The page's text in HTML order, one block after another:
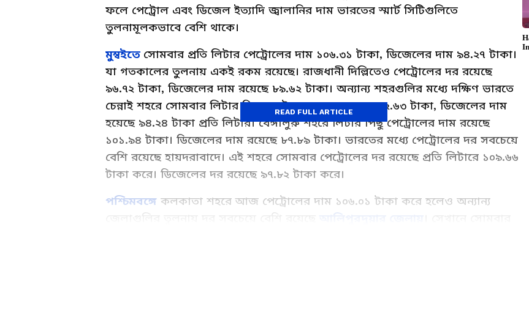
ফলে পেট্রোল এবং ডিজেল ইত্যাদি জ্বালানির দাম ভারতের স্মার্ট সিটিগুলিতে
তুলনামূলকভাবে বেশি থাকে।
মুম্বইতে সোমবার প্রতি লিটার পেট্রোলের দাম ১০৬.৩১ টাকা, ডিজেলের দাম ৯৪.২৭ টাকা।
যা গতকালের তুলনায় একই রকম রয়েছে। রাজধানী দিল্লিতেও পেট্রোলের দর রয়েছে
৯৬.৭২ টাকা, ডিজেলের দাম রয়েছে ৮৯.৬২ টাকা। অন্যান্য শহরগুলির মধ্যে দক্ষিণ ভারতে
চেন্নাই শহরে সোমবার লিটার পিছু পেট্রোলের দাম রয়েছে ১০২.৬৩ টাকা, ডিজেলের দাম
হয়েছে ৯৪.২৪ টাকা প্রতি লিটার। বেঙ্গালুরু শহরে লিটার পিছু পেট্রোলের দাম রয়েছে
১০১.৯৪ টাকা। ডিজেলের দাম রয়েছে ৮৭.৮৯ টাকা। ভারতের মধ্যে পেট্রোলের দর সবচেয়ে
বেশি রয়েছে হায়দরাবাদে। এই শহরে সোমবার পেট্রোলের দর রয়েছে প্রতি লিটারে ১০৯.৬৬
টাকা করে। ডিজেলের দর রয়েছে ৯৭.৮২ টাকা করে।
পশ্চিমবঙ্গে কলকাতা শহরে আজ পেট্রোলের দাম ১০৬.০১ টাকা করে হলেও অন্যান্য
আলিপুরদুয়ার জেলায়
READ FULL ARTICLE